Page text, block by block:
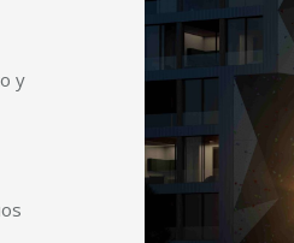
y